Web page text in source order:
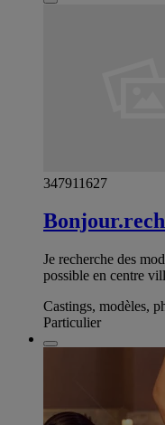
347911627
Je recherche des
possible en centre
Castings, modèles,
Particulier